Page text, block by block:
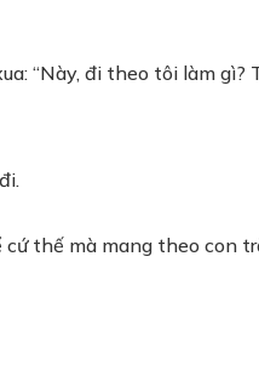
“Này, đi theo tôi làm gì?
thế mà mang theo con